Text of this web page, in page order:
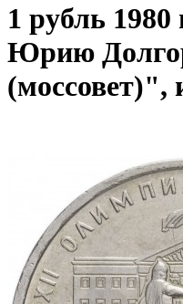
1 рубль
Юрию
(моссовет)",